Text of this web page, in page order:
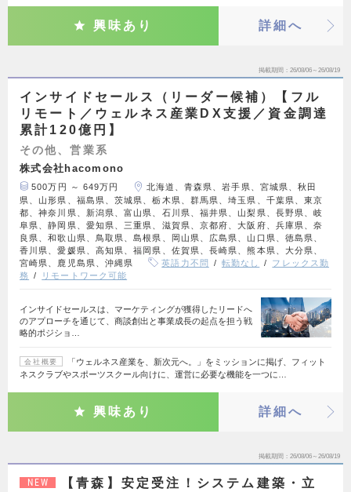
興味あり 詳細へ
掲載期間 26/08/06～26/08/19
インサイドセールス（リーダー候補）【フル
リモート／ウェルネス産業DX支援／資金調達
累計120億円】
その他、営業系
株式会社hacomono
500万円 ～ 649万円
北海道、青森県、岩手県、宮城県、秋田
県、山形県、福島県、茨城県、栃木県、群馬県、埼玉県、千葉県、東京
都、神奈川県、新潟県、富山県、石川県、福井県、山梨県、長野県、岐
阜県、静岡県、愛知県、三重県、滋賀県、京都府、大阪府、兵庫県、奈
良県、和歌山県、鳥取県、島根県、岡山県、広島県、山口県、徳島県、
香川県、愛媛県、高知県、福岡県、佐賀県、長崎県、熊本県、大分県、
宮崎県、鹿児島県、沖縄県
英語力不問 転勤なし
フレックス勤
務
リモートワーク可能
インサイドセールスは、マーケティングが獲得したリードへ
のアプローチを通じて、商談創出と事業成長の起点を担う戦
略的ポジショ…
会社概要
「ウェルネス産業を、新次元へ。」をミッションに掲げ、フィット
ネスクラブやスポーツスクール向けに、運営に必要な機能を一つに…
興味あり 詳細へ
掲載期間 26/08/06～26/08/19
NEW
【青森】安定受注！システム建築・立